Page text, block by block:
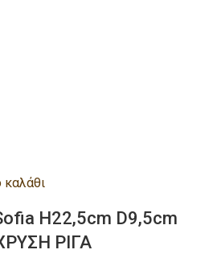
H22,5cm D9,5cm
ΡΙΓΑ